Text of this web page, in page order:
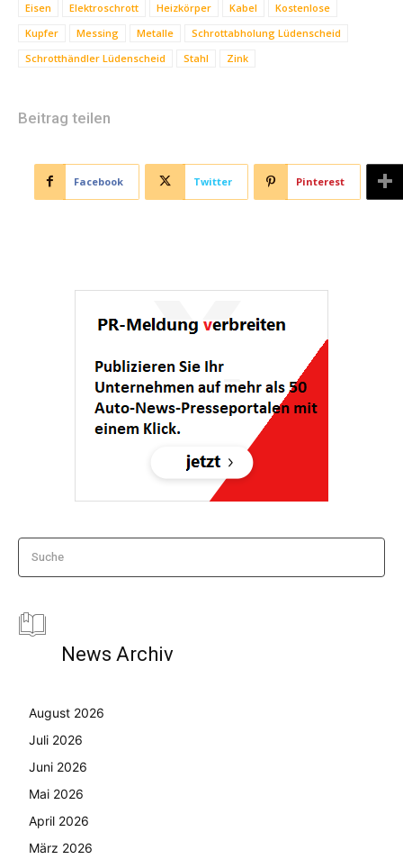
Eisen Elektroschrott Heizkörper Kabel
Kostenlose
Kupfer
Messing Metalle
Schrottabholung Lüdenscheid
Schrotthändler Lüdenscheid
Stahl Zink
Beitrag teilen
Facebook Twitter Pinterest
Suche
News Archiv
August 2026
Juli 2026
Juni 2026
Mai 2026
April 2026
März 2026